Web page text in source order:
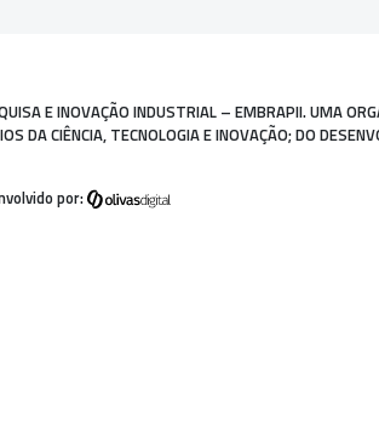
E INOVAÇÃO INDUSTRIAL – EMBRAPII. UMA
DA CIÊNCIA, TECNOLOGIA E INOVAÇÃO; DO
por: